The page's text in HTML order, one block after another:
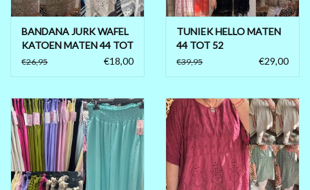
BANDANA JURK WAFEL
KATOEN MATEN 44 TOT
48
€26,95 €18,00
TUNIEK HELLO MATEN
44 TOT 52
€39,95 €29,00